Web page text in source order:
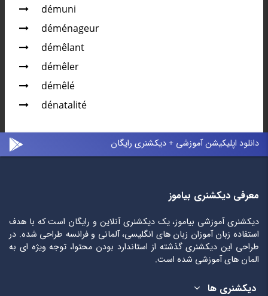
démuni
déménageur
démêlant
démêler
démêlé
dénatalité
دانلود اپلیکیشن آموزشی + دیکشنری رایگان
معرفی دیکشنری بیاموز
دیکشنری آموزشی بیاموز، یک دیکشنری آنلاین و رایگان است که با هدف
استفاده زبان آموزان زبان های انگلیسی، آلمانی و فرانسه طراحی شده. در
طراحی این دیکشنری گذشته از استاندارد بودن محتوا، توجه ویژه ای به
المان های آموزشی شده است.
دیکشنری ها